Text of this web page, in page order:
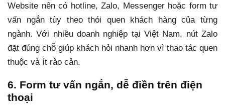
Website nên có hotline, Zalo, Messenger hoặc form tư
vấn ngắn tùy theo thói quen khách hàng của từng
ngành. Với nhiều doanh nghiệp tại Việt Nam, nút Zalo
đặt đúng chỗ giúp khách hỏi nhanh hơn vì thao tác quen
thuộc và ít rào cản.
6. Form tư vấn ngắn, dễ điền trên điện
thoại